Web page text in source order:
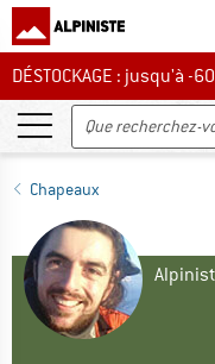
DÉSTOCKAGE : jusqu'à -60 %
DÉSTOCKAGE : jusqu'à -
Chapeaux